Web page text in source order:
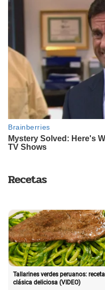
Recetas
Tallarines verdes peruanos: receta
clásica deliciosa (VIDEO)